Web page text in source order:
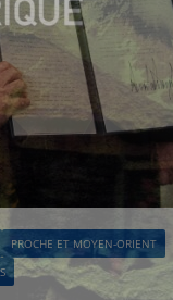
PROCHE ET MOYEN-ORIENT